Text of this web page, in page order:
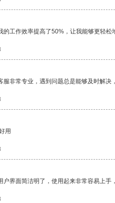
的工作效率提高了50%，让我能够更轻松
服非常专业，遇到问题总是能够及时解决
用
户界面简洁明了，使用起来非常容易上手